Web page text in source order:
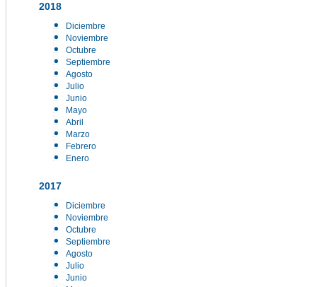
2018
Diciembre
Noviembre
Octubre
Septiembre
Agosto
Julio
Junio
Mayo
Abril
Marzo
Febrero
Enero
2017
Diciembre
Noviembre
Octubre
Septiembre
Agosto
Julio
Junio